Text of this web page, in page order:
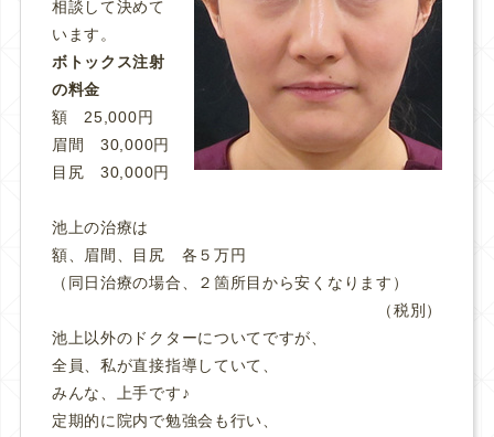
相談して決めて
います。
ボトックス注射
の料金
額 25,000円
眉間 30,000円
目尻 30,000円
池上の治療は
額、眉間、目尻 各５万円
（同日治療の場合、２箇所目から安くなります）
（税別）
池上以外のドクターについてですが、
全員、私が直接指導していて、
みんな、上手です♪
定期的に院内で勉強会も行い、